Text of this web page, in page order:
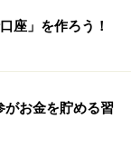
座」を作ろう！
お金を貯める習